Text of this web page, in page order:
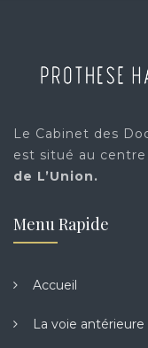
Le Cabinet des
est situé au
de L’Union.
Menu Rapide
Accueil
La voie